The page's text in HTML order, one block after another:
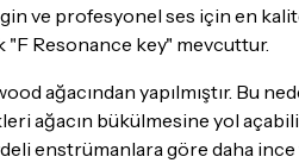
Seçtiğiniz
Kargo
Detaylar
ve profesyonel ses için en
"F Resonance key" mevcuttur.
ağacından yapılmıştır. Bu
ağacın bükülmesine yol
enstrümanlara göre daha ince